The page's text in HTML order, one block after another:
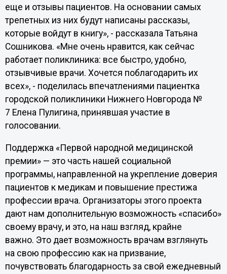
еще и отзывы пациентов. На основании самых
трепетных из них будут написаны рассказы,
которые войдут в книгу», - рассказала Татьяна
Сошникова. «Мне очень нравится, как сейчас
работает поликлиника: все быстро, удобно,
отзывчивые врачи. Хочется поблагодарить их
всех», - поделилась впечатлениями пациентка
городской поликлиники Нижнего Новгорода №
7 Елена Пулигина, принявшая участие в
голосовании.
Поддержка «Первой народной медицинской
премии» — это часть нашей социальной
программы, направленной на укрепление доверия
пациентов к медикам и повышение престижа
профессии врача. Организаторы этого проекта
дают нам дополнительную возможность «спасибо»
своему врачу, и это, на наш взгляд, крайне
важно. Это дает возможность врачам взглянуть
на свою профессию как на призвание,
почувствовать благодарность за свой ежедневный